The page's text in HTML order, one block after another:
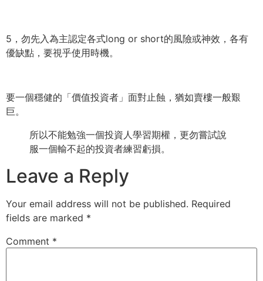
5，勿先入為主認定各式long or short的風險或神效，各有
優缺點，要視乎使用時機。
要一個穩健的「價值投資者」面對止蝕，猶如賣樓一般艱
巨。
所以不能勉強一個投資人學習期權， 更勿嘗試說
服一個輸不起的投資者練習虧損。
Leave a Reply
Your email address will not be published. Required
fields are marked *
Comment *